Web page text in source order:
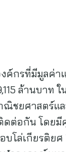
กรที่มีมูลค่า
ล้านบาท ใ
ณิชยศาสตร์
ดต่อกัน โดย
โล่เกียรติยศ